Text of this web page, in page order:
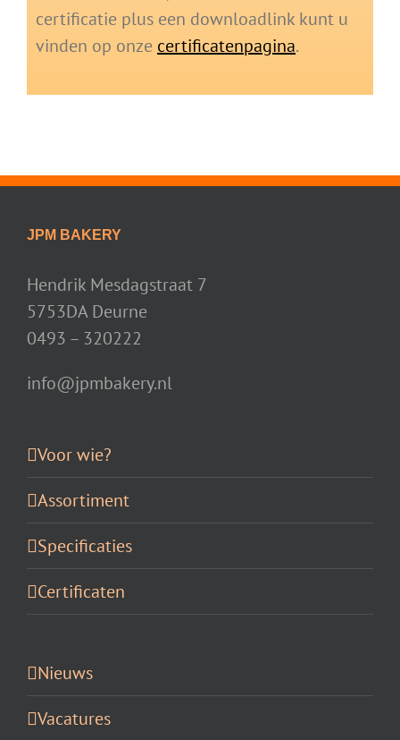
certificatie plus een downloadlink kunt u
vinden op onze certificatenpagina.
JPM BAKERY
Hendrik Mesdagstraat 7
5753DA Deurne
0493 – 320222
info@jpmbakery.nl
Voor wie?
Assortiment
Specificaties
Certificaten
Nieuws
Vacatures